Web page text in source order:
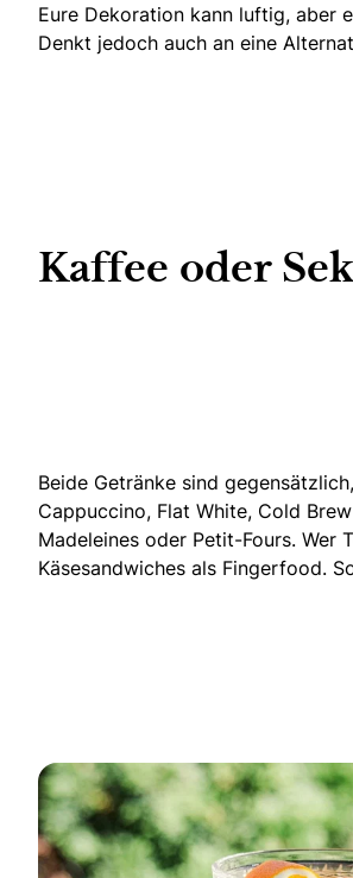
Eure Dekoration kann luftig, aber
Denkt jedoch auch an eine
Kaffee oder
Beide Getränke sind
Cappuccino, Flat White, Cold
Madeleines oder Petit-Fours. Wer
Käsesandwiches als Fingerfood.